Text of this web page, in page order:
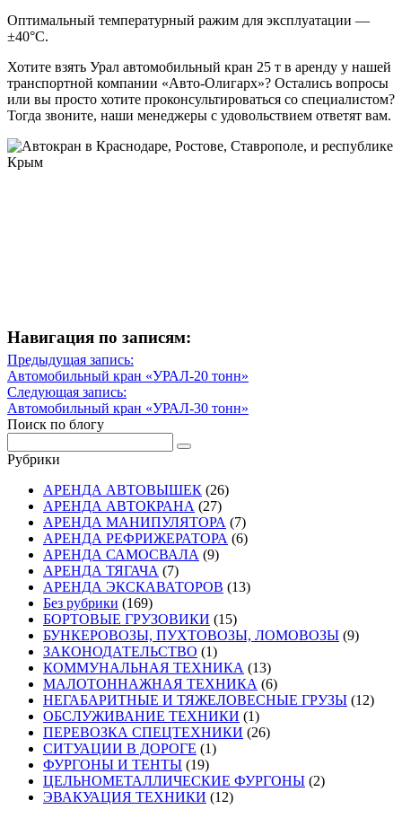
Оптимальный температурный ражим для эксплуатации —
±40°C.
Хотите взять Урал автомобильный кран 25 т в аренду у нашей
транспортной компании «Авто-Олигарх»? Остались вопросы
или вы просто хотите проконсультироваться со специалистом?
Тогда звоните, наши менеджеры с удовольствием ответят вам.
Навигация по записям:
Навигация
по
записям
Предыдущая запись:
Предыдущая
запись
Автомобильный кран «УРАЛ-20 тонн»
Следующая запись:
Следующая
запись
Автомобильный кран «УРАЛ-30 тонн»
Поиск по блогу
Рубрики
АРЕНДА АВТОВЫШЕК (26)
АРЕНДА АВТОКРАНА (27)
АРЕНДА МАНИПУЛЯТОРА (7)
АРЕНДА РЕФРИЖЕРАТОРА (6)
АРЕНДА САМОСВАЛА (9)
АРЕНДА ТЯГАЧА (7)
АРЕНДА ЭКСКАВАТОРОВ (13)
Без рубрики (169)
БОРТОВЫЕ ГРУЗОВИКИ (15)
БУНКЕРОВОЗЫ, ПУХТОВОЗЫ, ЛОМОВОЗЫ (9)
ЗАКОНОДАТЕЛЬСТВО (1)
КОММУНАЛЬНАЯ ТЕХНИКА (13)
МАЛОТОННАЖНАЯ ТЕХНИКА (6)
НЕГАБАРИТНЫЕ И ТЯЖЕЛОВЕСНЫЕ ГРУЗЫ (12)
ОБСЛУЖИВАНИЕ ТЕХНИКИ (1)
ПЕРЕВОЗКА СПЕЦТЕХНИКИ (26)
СИТУАЦИИ В ДОРОГЕ (1)
ФУРГОНЫ И ТЕНТЫ (19)
ЦЕЛЬНОМЕТАЛЛИЧЕСКИЕ ФУРГОНЫ (2)
ЭВАКУАЦИЯ ТЕХНИКИ (12)